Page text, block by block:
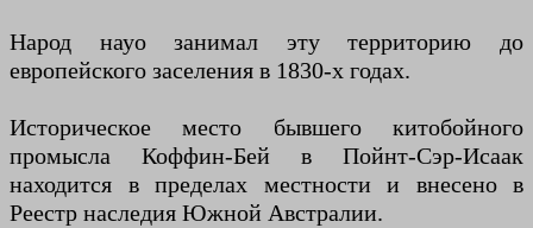
Народ науо занимал эту территорию до
европейского заселения в 1830-х годах.
Историческое место бывшего китобойного
промысла Коффин-Бей в Пойнт-Сэр-Исаак
находится в пределах местности и внесено в
Реестр наследия Южной Австралии.